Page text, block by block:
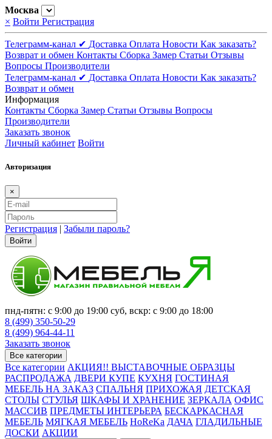
Москва
× Войти Регистрация
Телеграмм-канал ✔ Доставка Оплата Новости Как заказать?
Возврат и обмен Контакты Сборка Замер Статьи Отзывы
Вопросы Производители
Телеграмм-канал ✔ Доставка Оплата Новости Как заказать?
Возврат и обмен
Информация
Контакты Сборка Замер Статьи Отзывы Вопросы
Производители
Заказать звонок
Личный кабинет Войти
Авторизация
×
Регистрация | Забыли пароль?
Войти
пнд-пятн: с 9:00 до 19:00 суб, вскр: с 9:00 до 18:00
8 (499) 350-50-29
8 (499) 964-44-11
Заказать звонок
Все категории
Все категории АКЦИЯ!! ВЫСТАВОЧНЫЕ ОБРАЗЦЫ
РАСПРОДАЖА ДВЕРИ КУПЕ КУХНЯ ГОСТИНАЯ
МЕБЕЛЬ НА ЗАКАЗ СПАЛЬНЯ ПРИХОЖАЯ ДЕТСКАЯ
СТОЛЫ СТУЛЬЯ ШКАФЫ И ХРАНЕНИЕ ЗЕРКАЛА ОФИС
МАССИВ ПРЕДМЕТЫ ИНТЕРЬЕРА БЕСКАРКАСНАЯ
МЕБЕЛЬ МЯГКАЯ МЕБЕЛЬ HoReKa ДАЧА ГЛАДИЛЬНЫЕ
ДОСКИ АКЦИИ